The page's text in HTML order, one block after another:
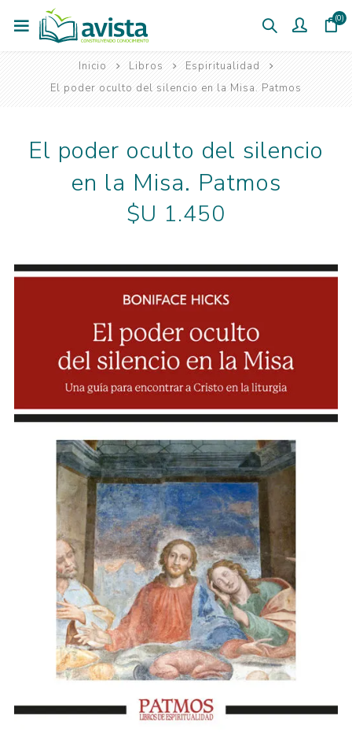
(0)
Inicio Libros
Espiritualidad
El poder oculto del silencio en la Misa. Patmos
El poder oculto del silencio
en la Misa. Patmos
$U 1.450